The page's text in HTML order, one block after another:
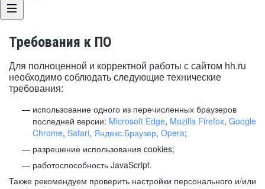
Требования к ПО
Для полноценной и корректной работы с сайтом hh.ru
необходимо соблюдать следующие технические
требования:
использование одного из перечисленных браузеров
последней версии: Microsoft Edge, Mozilla Firefox, Google
Chrome, Safari, Яндекс.Браузер, Opera;
разрешение использования cookies;
работоспособность JavaScript.
Также рекомендуем проверить настройки персонального и/или